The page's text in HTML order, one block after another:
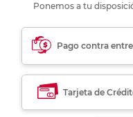
Ponemos a tu
Pago contra
Tarjeta de